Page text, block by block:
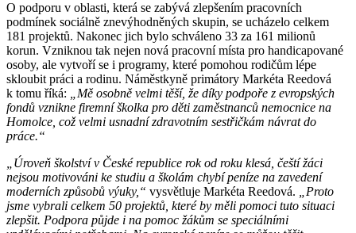
O podporu v oblasti, která se zabývá zlepšením pracovních
podmínek sociálně znevýhodněných skupin, se ucházelo celkem
181 projektů. Nakonec jich bylo schváleno 33 za 161 milionů
korun. Vzniknou tak nejen nová pracovní místa pro handicapované
osoby, ale vytvoří se i programy, které pomohou rodičům lépe
skloubit práci a rodinu. Náměstkyně primátory Markéta Reedová
k tomu říká: „Mě osobně velmi těší, že díky podpoře z evropských
fondů vznikne firemní školka pro děti zaměstnanců nemocnice na
Homolce, což velmi usnadní zdravotním sestřičkám návrat do
práce.“
„Úroveň školství v České republice rok od roku klesá, čeští žáci
nejsou motivováni ke studiu a školám chybí peníze na zavedení
moderních způsobů výuky,“ vysvětluje Markéta Reedová. „Proto
jsme vybrali celkem 50 projektů, které by měli pomoci tuto situaci
zlepšit. Podpora půjde i na pomoc žákům se speciálními